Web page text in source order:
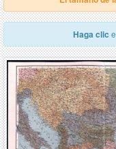
Haga clic